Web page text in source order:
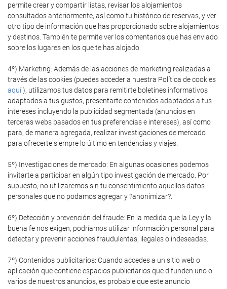
permite crear y compartir listas, revisar los alojamientos
consultados anteriormente, así como tu histórico de reservas, y ver
otro tipo de información que has proporcionado sobre alojamientos
y destinos. También te permite ver los comentarios que has enviado
sobre los lugares en los que te has alojado.
4º) Marketing: Además de las acciones de marketing realizadas a
través de las cookies (puedes acceder a nuestra Política de cookies
aquí), utilizamos tus datos para remitirte boletines informativos
adaptados a tus gustos, presentarte contenidos adaptados a tus
intereses incluyendo la publicidad segmentada (anuncios en
terceras webs basados en tus preferencias e intereses), así como
para, de manera agregada, realizar investigaciones de mercado
para ofrecerte siempre lo último en tendencias y viajes.
5º) Investigaciones de mercado: En algunas ocasiones podemos
invitarte a participar en algún tipo investigación de mercado. Por
supuesto, no utilizaremos sin tu consentimiento aquellos datos
personales que no podamos agregar y ?anonimizar?.
6º) Detección y prevención del fraude: En la medida que la Ley y la
buena fe nos exigen, podríamos utilizar información personal para
detectar y prevenir acciones fraudulentas, ilegales o indeseadas.
7º) Contenidos publicitarios: Cuando accedes a un sitio web o
aplicación que contiene espacios publicitarios que difunden uno o
varios de nuestros anuncios, es probable que este anuncio